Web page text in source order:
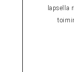
lapsella